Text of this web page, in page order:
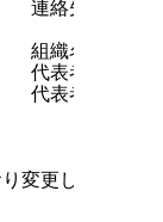
絡先住所
組織名
表者役職
代表者氏名
変更します。